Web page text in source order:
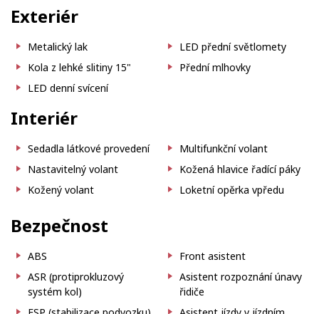
Exteriér
Metalický lak
Kola z lehké slitiny 15"
LED denní svícení
LED přední světlomety
Přední mlhovky
Interiér
Sedadla látkové provedení
Nastavitelný volant
Kožený volant
Multifunkční volant
Kožená hlavice řadící páky
Loketní opěrka vpředu
Bezpečnost
ABS
ASR (protiprokluzový
systém kol)
Front asistent
Asistent rozpoznání únavy
řidiče